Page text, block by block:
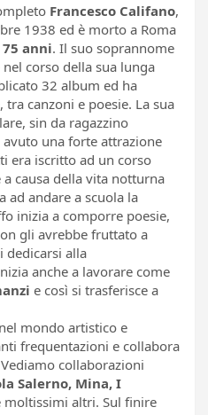
Francesco Califano,
1938 ed è morto a Roma
75 anni. Il suo soprannome
nel corso della sua lunga
32 album ed ha
canzoni e poesie. La sua
sin da ragazzino
avuto una forte attrazione
era iscritto ad un corso
causa della vita notturna
ad andare a scuola la
inizia a comporre poesie,
gli avrebbe fruttato a
dedicarsi alla
anche a lavorare come
e così si trasferisce a
mondo artistico e
frequentazioni e collabora
collaborazioni
Salerno, Mina, I
moltissimi altri. Sul finire